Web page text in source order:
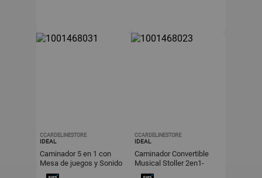
CCARDELINESTORE
IDEAL
Caminador 5 en 1 con
Mesa de juegos y Sonido
CCARDELINESTORE
IDEAL
Caminador Convertible
Musical Stoller 2en1-
Naranja